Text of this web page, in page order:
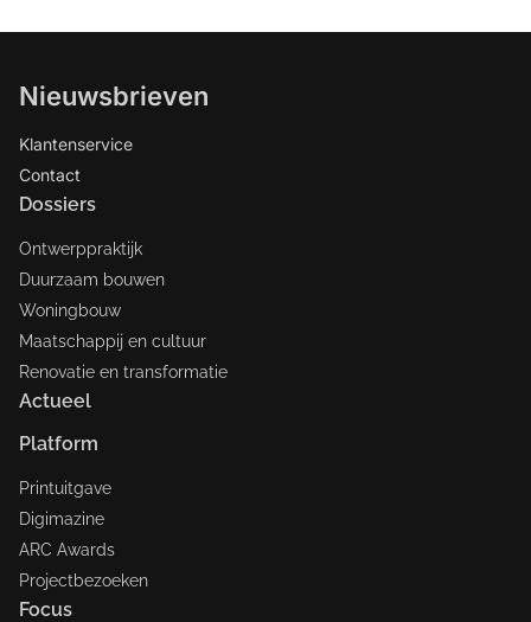
Nieuwsbrieven
Klantenservice
Contact
Dossiers
Ontwerppraktijk
Duurzaam bouwen
Woningbouw
Maatschappij en cultuur
Renovatie en transformatie
Actueel
Platform
Printuitgave
Digimazine
ARC Awards
Projectbezoeken
Focus